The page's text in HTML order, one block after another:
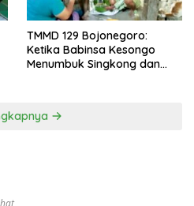
TMMD 129 Bojonegoro:
Ketika Babinsa Kesongo
Menumbuk Singkong dan